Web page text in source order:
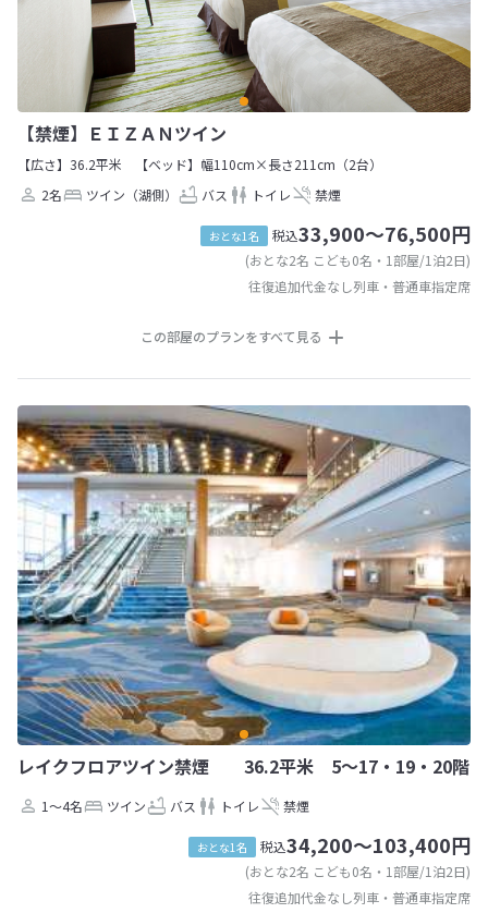
【禁煙】ＥＩＺＡＮツイン
【広さ】36.2平米
【ベッド】幅110cm×長さ211cm（2台）
2名
ツイン（湖側） バス トイレ 禁煙
おとな1名 税込33,900～76,500円
(おとな2名 こども0名・1部屋/1泊2日)
往復追加代金なし列車・普通車指定席
この部屋のプランをすべて見る
レイクフロアツイン禁煙 36.2平米 5〜17・19・20階
1～4名 ツイン バス トイレ 禁煙
おとな1名 税込34,200～103,400円
(おとな2名 こども0名・1部屋/1泊2日)
往復追加代金なし列車・普通車指定席